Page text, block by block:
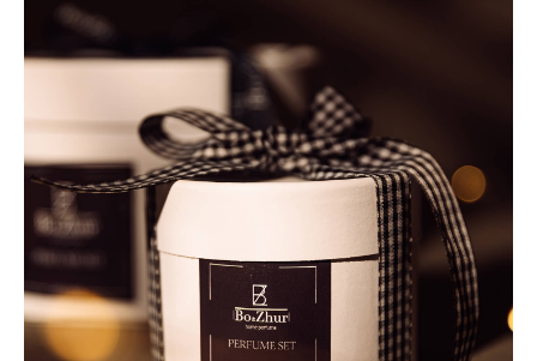
ЭКСКЛЮЗИВНАЯ АРОМАТИКА
Каждая отдушка разработана специально для нас
во Франции с акцентными компонентами будущих
парфюмерных трендов.
УХОД
В состав наших кремов входит муцин улитки,